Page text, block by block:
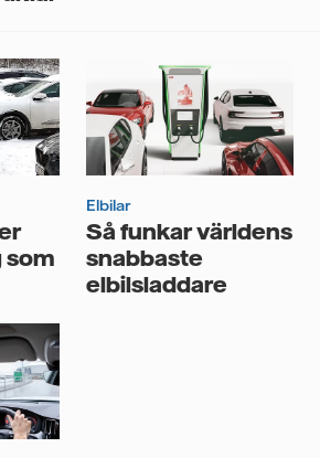
till att Vattenfall behandlar mina
att kunna skicka mig
som
Elbilar
Så funkar världens
snabbaste
elbilsladdare